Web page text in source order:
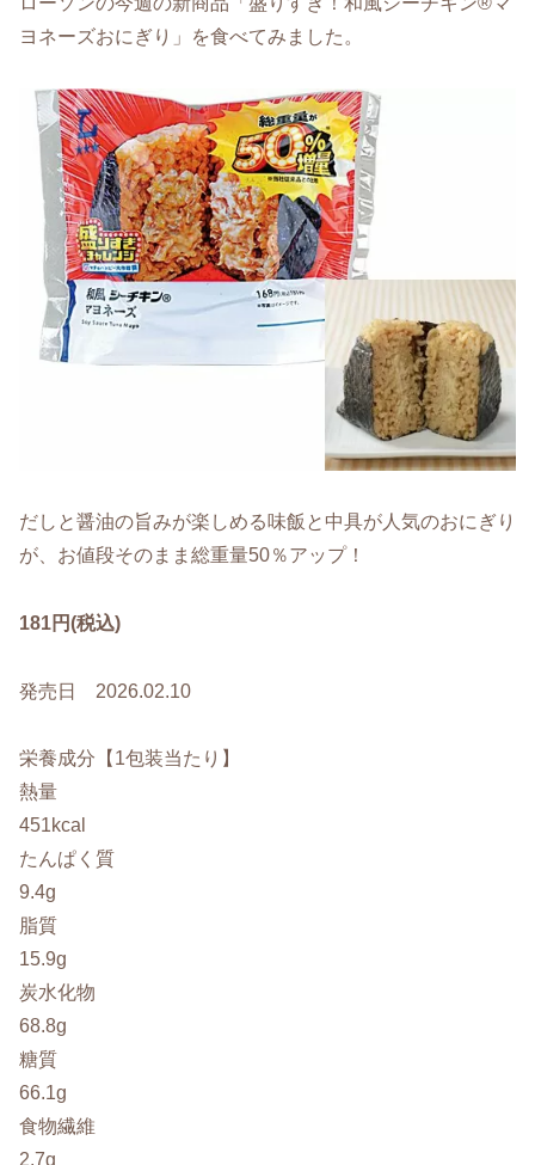
ヨネーズおにぎり」を食べてみました。
だしと醤油の旨みが楽しめる味飯と中具が人気のおにぎり
が、お値段そのまま総重量50％アップ！
181円(税込)
発売日 2026.02.10
栄養成分【1包装当たり】
熱量
451kcal
たんぱく質
9.4g
脂質
15.9g
炭水化物
68.8g
糖質
66.1g
食物繊維
2.7g